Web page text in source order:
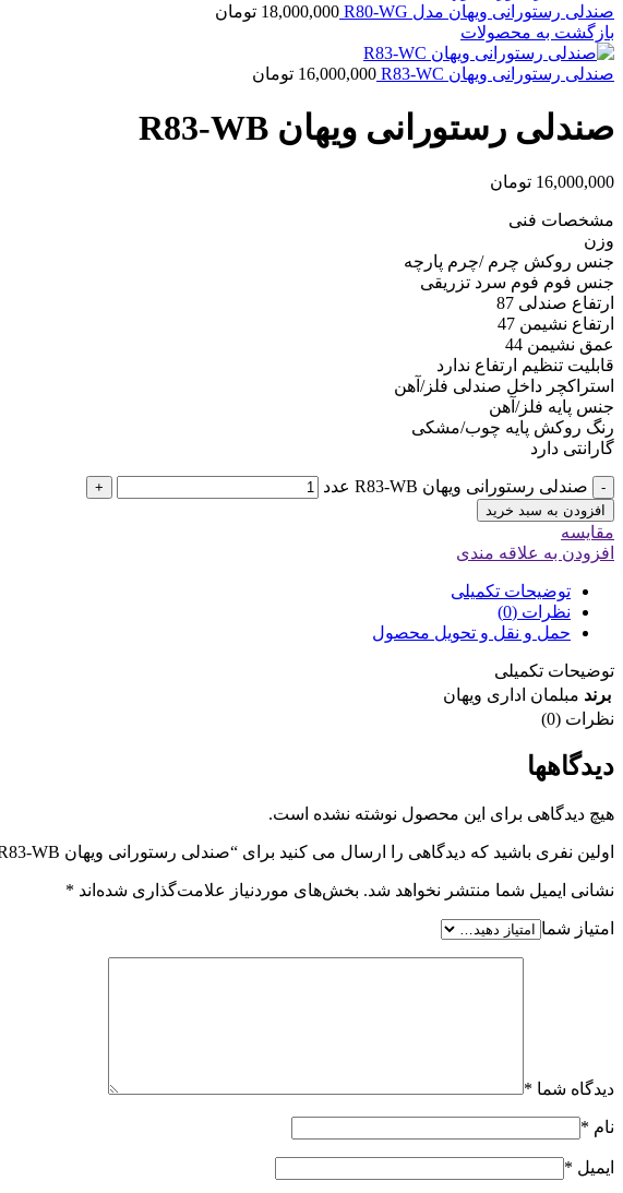
صندلی رستورانی ویهان مدل R80-WG 18,000,000 تومان
بازگشت به محصولات
صندلی رستورانی ویهان R83-WC 16,000,000 تومان
صندلی رستورانی ویهان R83-WB
16,000,000 تومان
مشخصات فنی
وزن
جنس روکش چرم /چرم پارچه
جنس فوم فوم سرد تزریقی
ارتفاع صندلی 87
ارتفاع نشیمن 47
عمق نشیمن 44
قابلیت تنظیم ارتفاع ندارد
استراکچر داخل صندلی فلز/آهن
جنس پایه فلز/آهن
رنگ روکش پایه چوب/مشکی
گارانتی دارد
- صندلی رستورانی ویهان R83-WB عدد
+
افزودن به سبد خرید
مقایسه
افزودن به علاقه مندی
توضیحات تکمیلی
نظرات (0)
حمل و نقل و تحویل محصول
توضیحات تکمیلی
برند مبلمان اداری ویهان
نظرات (0)
دیدگاهها
هیچ دیدگاهی برای این محصول نوشته نشده است.
اولین نفری باشید که دیدگاهی را ارسال می کنید برای “صندلی رستورانی ویهان R83-WB”
نشانی ایمیل شما منتشر نخواهد شد. بخش‌های موردنیاز علامت‌گذاری شده‌اند *
امتیاز شما
دیدگاه شما *
نام *
ایمیل *